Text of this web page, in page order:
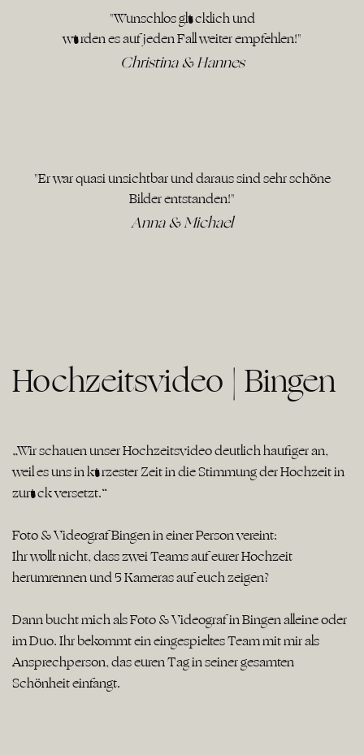
"Wunschlos glücklich und
würden es auf jeden Fall weiter empfehlen!"
Christina & Hannes
"Er war quasi unsichtbar und daraus sind sehr schöne
Bilder entstanden!"
Anna & Michael
Hochzeitsvideo | Bingen
„Wir schauen unser Hochzeitsvideo deutlich häufiger an,
weil es uns in kürzester Zeit in die Stimmung der Hochzeit in
zurück versetzt.“
Foto & Videograf Bingen in einer Person vereint:
Ihr wollt nicht, dass zwei Teams auf eurer Hochzeit
herumrennen und 5 Kameras auf euch zeigen?
Dann bucht mich als Foto & Videograf in Bingen alleine oder
im Duo. Ihr bekommt ein eingespieltes Team mit mir als
Ansprechperson, das euren Tag in seiner gesamten
Schönheit einfängt.